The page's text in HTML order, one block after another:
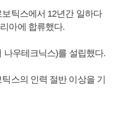
틱스에서 12년간 일하다
아에 합류했다.
나우테크닉스)를 설립했다.
스의 인력 절반 이상을 기